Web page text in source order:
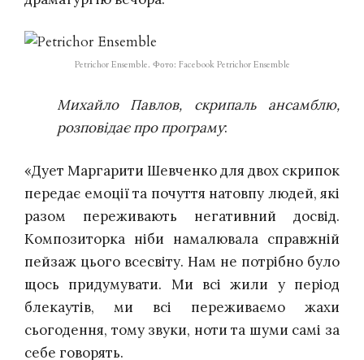
Petrichor Ensemble. Фото: Facebook Petrichor Ensemble
Михайло Павлов, скрипаль ансамблю,
розповідає про програму:
«Дует Маргарити Шевченко для двох скрипок
передає емоції та почуття натовпу людей, які
разом переживають негативний досвід.
Композиторка ніби намалювала справжній
пейзаж цього всесвіту. Нам не потрібно було
щось придумувати. Ми всі жили у період
блекаутів, ми всі переживаємо жахи
сьогодення, тому звуки, ноти та шуми самі за
себе говорять.